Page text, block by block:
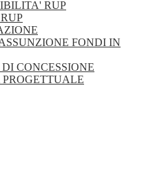
RUP
FONDI IN
CONCESSIONE
PROGETTUALE